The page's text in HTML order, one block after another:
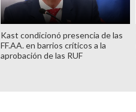
Kast condicionó presencia de las
FF.AA. en barrios críticos a la
aprobación de las RUF